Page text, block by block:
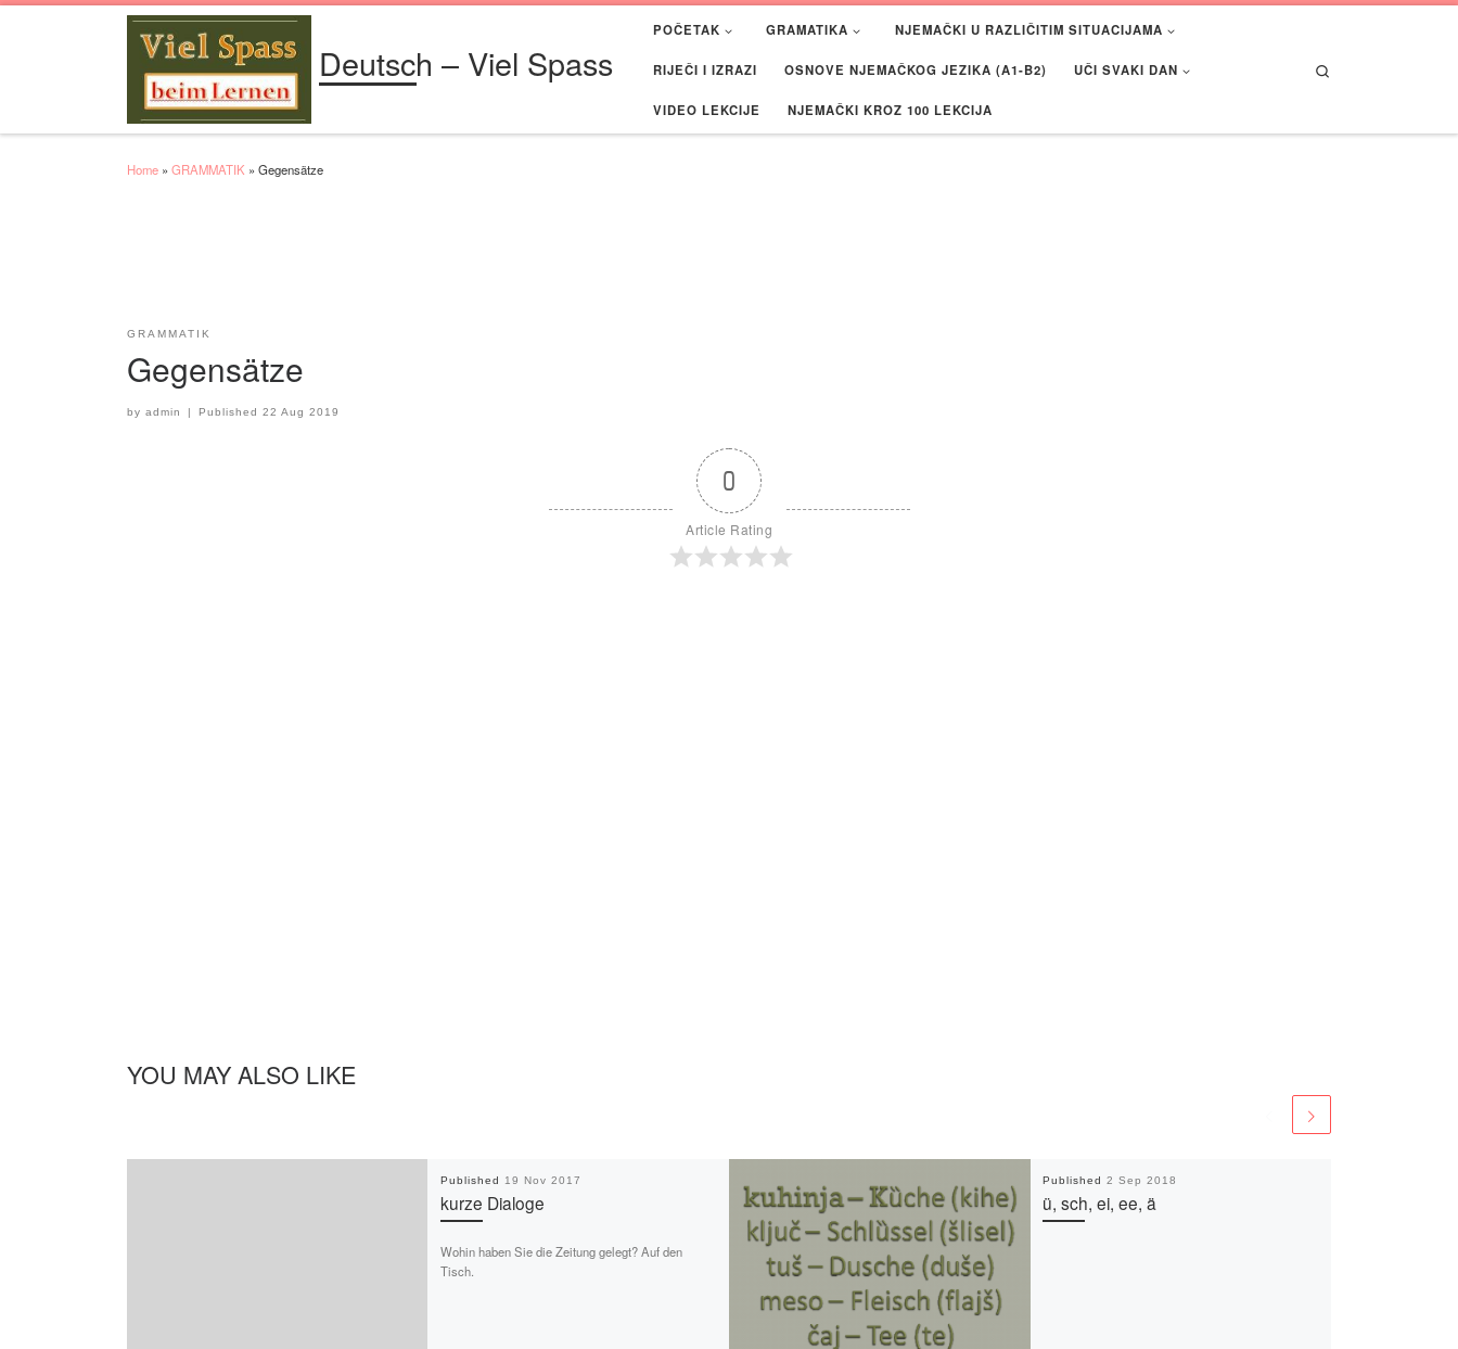
Deutsch – Viel Spass
POČETAK GRAMATIKA NJEMAČKI U RAZLIČITIM SITUACIJAMA
RIJEČI I IZRAZI OSNOVE NJEMAČKOG JEZIKA (A1-B2) UČI SVAKI DAN
VIDEO LEKCIJE NJEMAČKI KROZ 100 LEKCIJA
Home » GRAMMATIK » Gegensätze
GRAMMATIK
Gegensätze
by admin | Published22 Aug 2019
0
Article Rating
YOU MAY ALSO LIKE
Published 19 Nov 2017
kurze Dialoge
Wohin haben Sie die Zeitung gelegt? Auf den
Tisch.
Published 2 Sep 2018
ü, sch, ei, ee, ä